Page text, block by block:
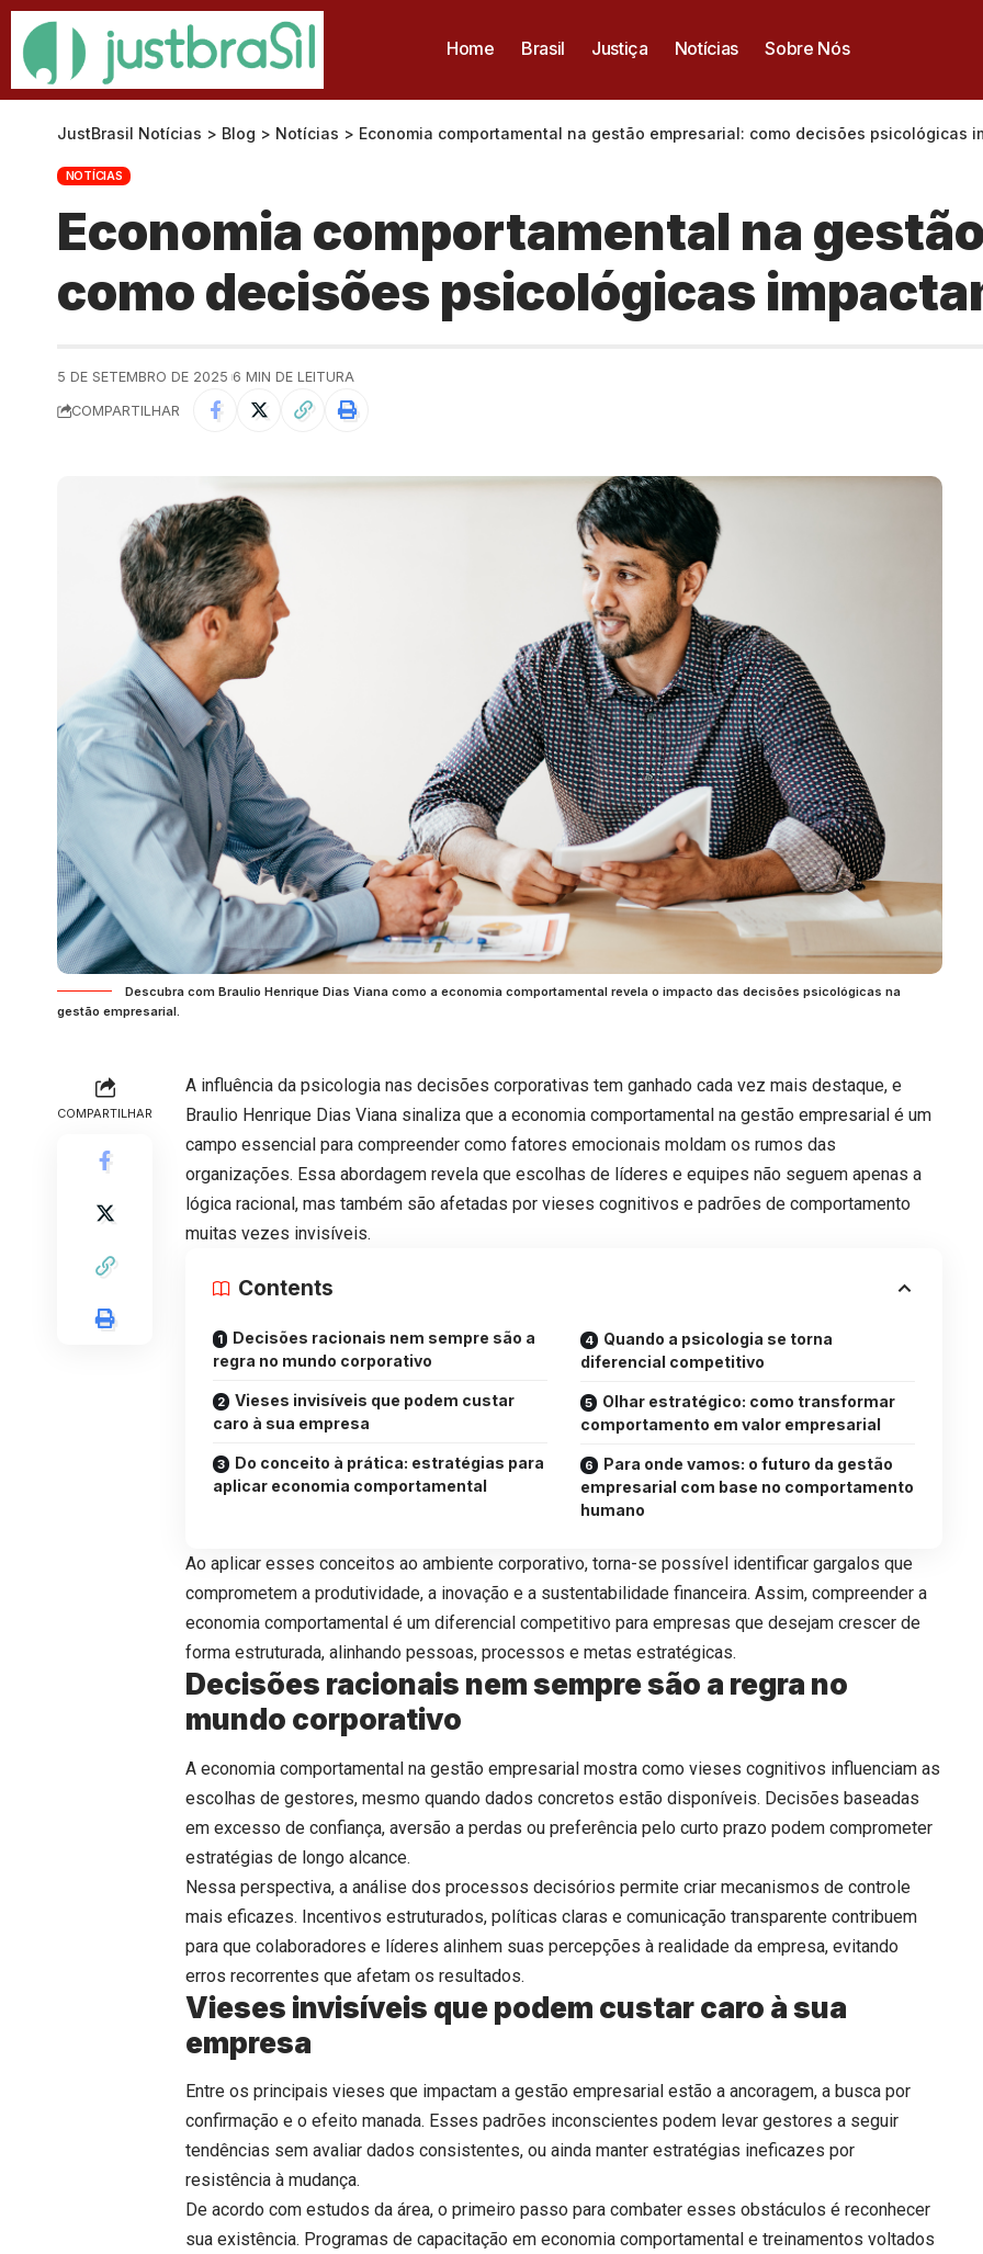
Home Brasil Justiça Notícias Sobre Nós
JustBrasil Notícias > Blog > Notícias > Economia comportamental na gestão empresarial: como decisões psicológicas
NOTÍCIAS
Economia comportamental na
como decisões psicológicas
5 DE SETEMBRO DE 2025 6 MIN DE LEITURA
COMPARTILHAR
Descubra com Braulio Henrique Dias Viana como a economia comportamental revela o impacto das decisões psicológicas na
gestão empresarial.
COMPARTILHAR
A influência da psicologia nas decisões corporativas tem ganhado cada vez mais destaque, e
Braulio Henrique Dias Viana sinaliza que a economia comportamental na gestão empresarial é um
campo essencial para compreender como fatores emocionais moldam os rumos das
organizações. Essa abordagem revela que escolhas de líderes e equipes não seguem apenas a
lógica racional, mas também são afetadas por vieses cognitivos e padrões de comportamento
muitas vezes invisíveis.
Contents
Decisões racionais nem sempre são a
regra no mundo corporativo
Vieses invisíveis que podem custar
caro à sua empresa
Do conceito à prática: estratégias para
aplicar economia comportamental
Quando a psicologia se torna
diferencial competitivo
Olhar estratégico: como transformar
comportamento em valor empresarial
Para onde vamos: o futuro da gestão
empresarial com base no comportamento
humano
Ao aplicar esses conceitos ao ambiente corporativo, torna-se possível identificar gargalos que
comprometem a produtividade, a inovação e a sustentabilidade financeira. Assim, compreender a
economia comportamental é um diferencial competitivo para empresas que desejam crescer de
forma estruturada, alinhando pessoas, processos e metas estratégicas.
Decisões racionais nem sempre são a regra no
mundo corporativo
A economia comportamental na gestão empresarial mostra como vieses cognitivos influenciam as
escolhas de gestores, mesmo quando dados concretos estão disponíveis. Decisões baseadas
em excesso de confiança, aversão a perdas ou preferência pelo curto prazo podem comprometer
estratégias de longo alcance.
Nessa perspectiva, a análise dos processos decisórios permite criar mecanismos de controle
mais eficazes. Incentivos estruturados, políticas claras e comunicação transparente contribuem
para que colaboradores e líderes alinhem suas percepções à realidade da empresa, evitando
erros recorrentes que afetam os resultados.
Vieses invisíveis que podem custar caro à sua
empresa
Entre os principais vieses que impactam a gestão empresarial estão a ancoragem, a busca por
confirmação e o efeito manada. Esses padrões inconscientes podem levar gestores a seguir
tendências sem avaliar dados consistentes, ou ainda manter estratégias ineficazes por
resistência à mudança.
De acordo com estudos da área, o primeiro passo para combater esses obstáculos é reconhecer
sua existência. Programas de capacitação em economia comportamental e treinamentos voltados